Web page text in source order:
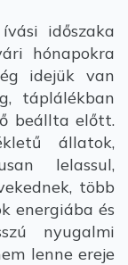
időszaka
hónapokra
idejük van
táplálékban
beállta előtt.
állatok,
lelassul,
több
energiába és
nyugalmi
lenne ereje